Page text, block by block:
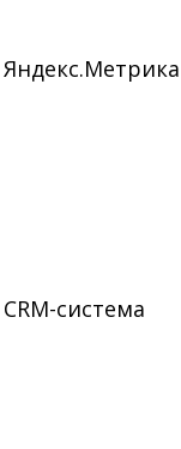
Яндекс.Метрика
CRM-система